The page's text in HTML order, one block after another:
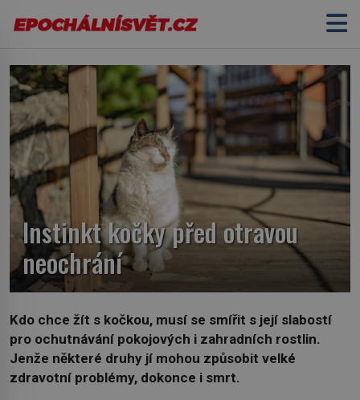
Instinkt kočky před otravou
neochrání
Kdo chce žít s kočkou, musí se smířit s její slabostí
pro ochutnávání pokojových i zahradních rostlin.
Jenže některé druhy jí mohou způsobit velké
zdravotní problémy, dokonce i smrt.